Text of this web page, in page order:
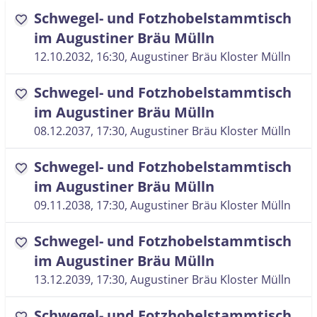
favorite Schwegel- und Fotzhobelstammtisch
im Augustiner Bräu Mülln
12.10.2032, 16:30, Augustiner Bräu Kloster Mülln
favorite Schwegel- und Fotzhobelstammtisch
im Augustiner Bräu Mülln
08.12.2037, 17:30, Augustiner Bräu Kloster Mülln
favorite Schwegel- und Fotzhobelstammtisch
im Augustiner Bräu Mülln
09.11.2038, 17:30, Augustiner Bräu Kloster Mülln
favorite Schwegel- und Fotzhobelstammtisch
im Augustiner Bräu Mülln
13.12.2039, 17:30, Augustiner Bräu Kloster Mülln